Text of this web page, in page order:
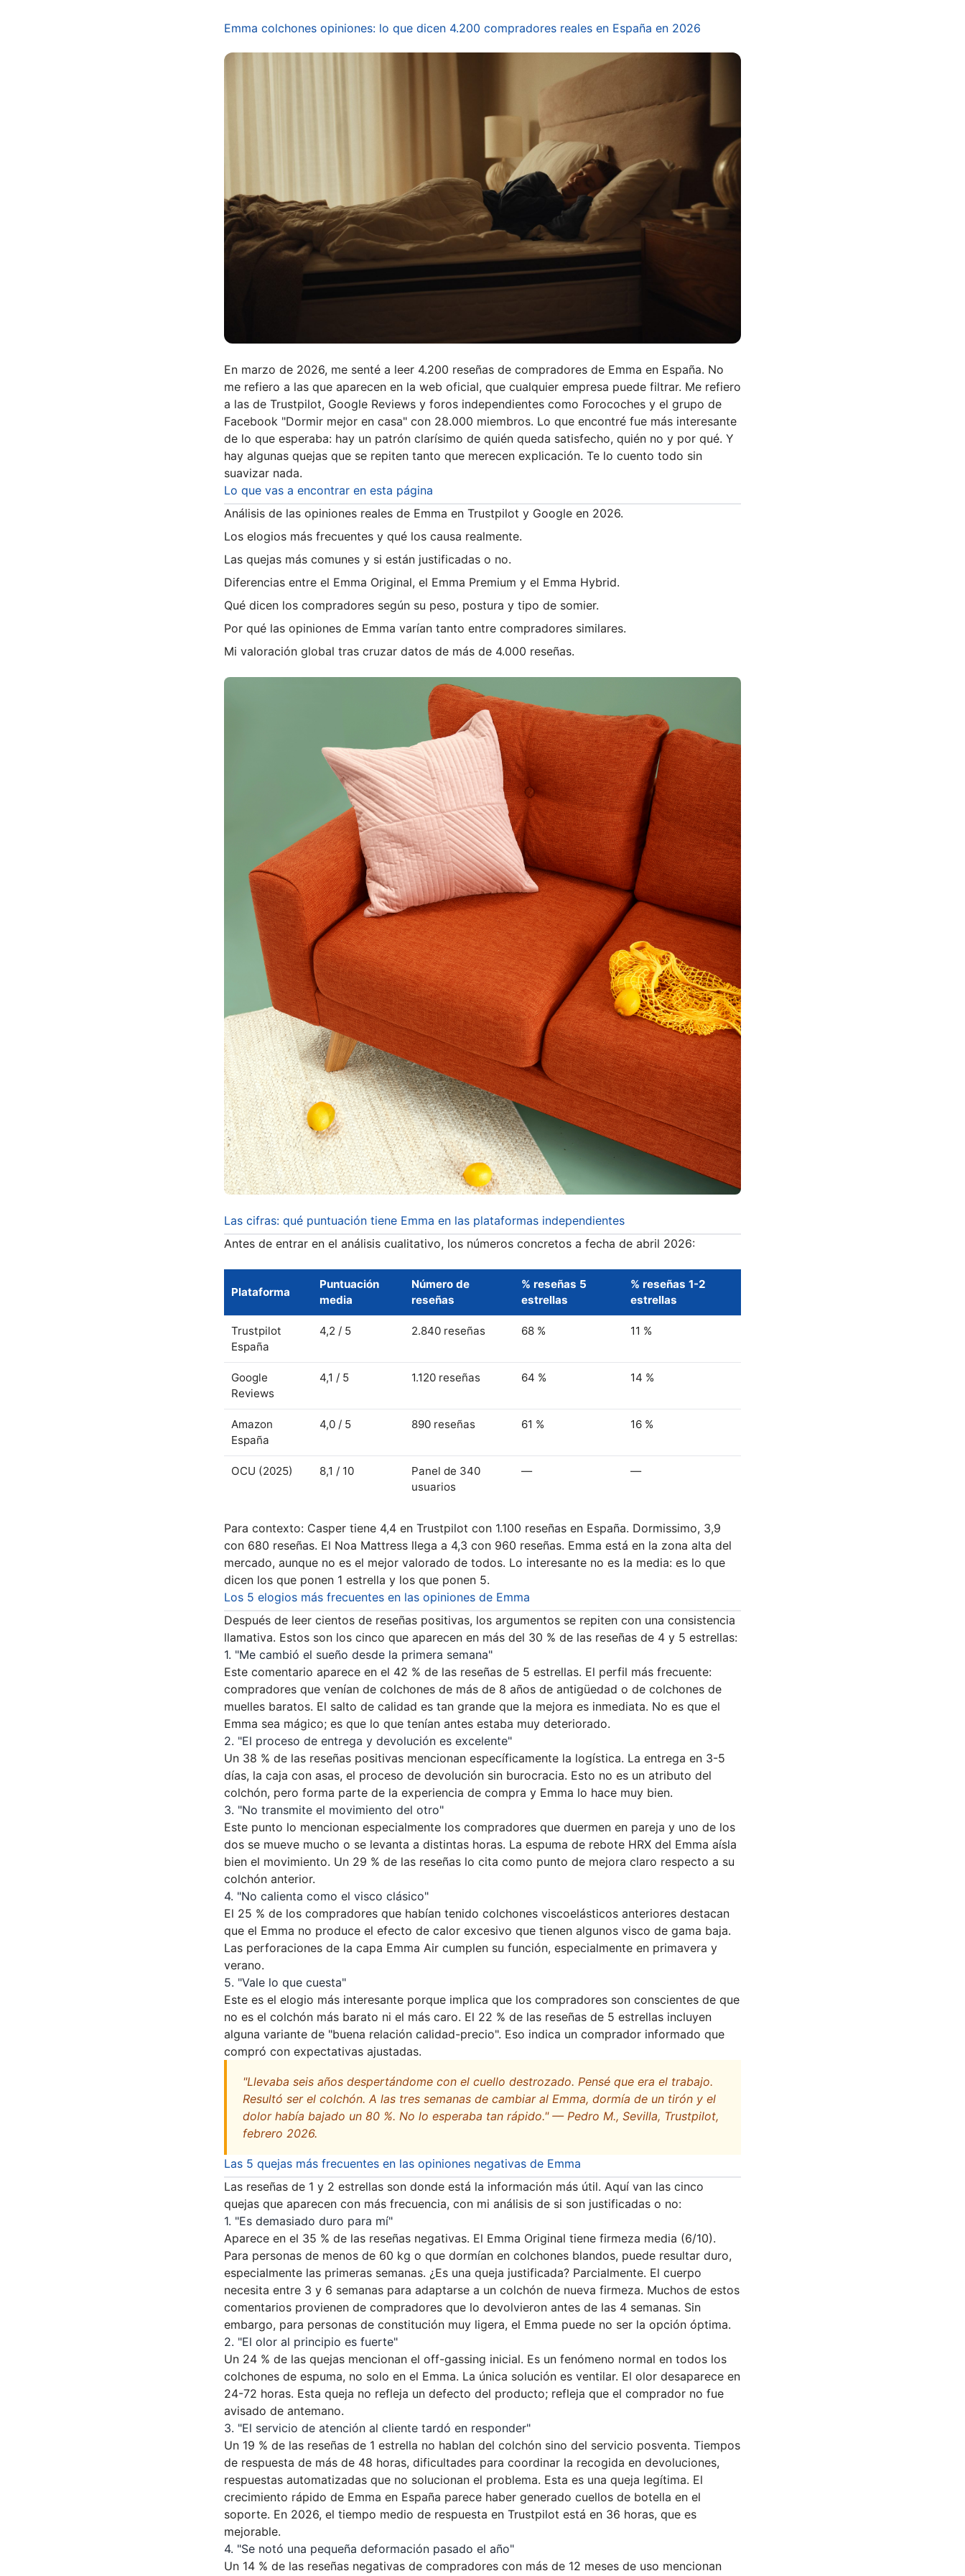
Emma colchones opiniones: lo que dicen 4.200 compradores reales en España en 2026
En marzo de 2026, me senté a leer 4.200 reseñas de compradores de Emma en España. No
me refiero a las que aparecen en la web oficial, que cualquier empresa puede filtrar. Me refiero
a las de Trustpilot, Google Reviews y foros independientes como Forocoches y el grupo de
Facebook "Dormir mejor en casa" con 28.000 miembros. Lo que encontré fue más interesante
de lo que esperaba: hay un patrón clarísimo de quién queda satisfecho, quién no y por qué. Y
hay algunas quejas que se repiten tanto que merecen explicación. Te lo cuento todo sin
suavizar nada.
Lo que vas a encontrar en esta página
Análisis de las opiniones reales de Emma en Trustpilot y Google en 2026.
Los elogios más frecuentes y qué los causa realmente.
Las quejas más comunes y si están justificadas o no.
Diferencias entre el Emma Original, el Emma Premium y el Emma Hybrid.
Qué dicen los compradores según su peso, postura y tipo de somier.
Por qué las opiniones de Emma varían tanto entre compradores similares.
Mi valoración global tras cruzar datos de más de 4.000 reseñas.
Las cifras: qué puntuación tiene Emma en las plataformas independientes
Antes de entrar en el análisis cualitativo, los números concretos a fecha de abril 2026:
Plataforma
Puntuación
media
Número de
reseñas
% reseñas 5
estrellas
% reseñas 1-2
estrellas
Trustpilot
España
4,2 / 5 2.840 reseñas 68 % 11 %
Google
Reviews
4,1 / 5 1.120 reseñas 64 % 14 %
Amazon
España
4,0 / 5 890 reseñas 61 % 16 %
OCU (2025) 8,1 / 10
Panel de 340
usuarios
— —
Para contexto: Casper tiene 4,4 en Trustpilot con 1.100 reseñas en España. Dormissimo, 3,9
con 680 reseñas. El Noa Mattress llega a 4,3 con 960 reseñas. Emma está en la zona alta del
mercado, aunque no es el mejor valorado de todos. Lo interesante no es la media: es lo que
dicen los que ponen 1 estrella y los que ponen 5.
Los 5 elogios más frecuentes en las opiniones de Emma
Después de leer cientos de reseñas positivas, los argumentos se repiten con una consistencia
llamativa. Estos son los cinco que aparecen en más del 30 % de las reseñas de 4 y 5 estrellas:
1. "Me cambió el sueño desde la primera semana"
Este comentario aparece en el 42 % de las reseñas de 5 estrellas. El perfil más frecuente:
compradores que venían de colchones de más de 8 años de antigüedad o de colchones de
muelles baratos. El salto de calidad es tan grande que la mejora es inmediata. No es que el
Emma sea mágico; es que lo que tenían antes estaba muy deteriorado.
2. "El proceso de entrega y devolución es excelente"
Un 38 % de las reseñas positivas mencionan específicamente la logística. La entrega en 3-5
días, la caja con asas, el proceso de devolución sin burocracia. Esto no es un atributo del
colchón, pero forma parte de la experiencia de compra y Emma lo hace muy bien.
3. "No transmite el movimiento del otro"
Este punto lo mencionan especialmente los compradores que duermen en pareja y uno de los
dos se mueve mucho o se levanta a distintas horas. La espuma de rebote HRX del Emma aísla
bien el movimiento. Un 29 % de las reseñas lo cita como punto de mejora claro respecto a su
colchón anterior.
4. "No calienta como el visco clásico"
El 25 % de los compradores que habían tenido colchones viscoelásticos anteriores destacan
que el Emma no produce el efecto de calor excesivo que tienen algunos visco de gama baja.
Las perforaciones de la capa Emma Air cumplen su función, especialmente en primavera y
verano.
5. "Vale lo que cuesta"
Este es el elogio más interesante porque implica que los compradores son conscientes de que
no es el colchón más barato ni el más caro. El 22 % de las reseñas de 5 estrellas incluyen
alguna variante de "buena relación calidad-precio". Eso indica un comprador informado que
compró con expectativas ajustadas.
"Llevaba seis años despertándome con el cuello destrozado. Pensé que era el trabajo.
Resultó ser el colchón. A las tres semanas de cambiar al Emma, dormía de un tirón y el
dolor había bajado un 80 %. No lo esperaba tan rápido." — Pedro M., Sevilla, Trustpilot,
febrero 2026.
Las 5 quejas más frecuentes en las opiniones negativas de Emma
Las reseñas de 1 y 2 estrellas son donde está la información más útil. Aquí van las cinco
quejas que aparecen con más frecuencia, con mi análisis de si son justificadas o no:
1. "Es demasiado duro para mí"
Aparece en el 35 % de las reseñas negativas. El Emma Original tiene firmeza media (6/10).
Para personas de menos de 60 kg o que dormían en colchones blandos, puede resultar duro,
especialmente las primeras semanas. ¿Es una queja justificada? Parcialmente. El cuerpo
necesita entre 3 y 6 semanas para adaptarse a un colchón de nueva firmeza. Muchos de estos
comentarios provienen de compradores que lo devolvieron antes de las 4 semanas. Sin
embargo, para personas de constitución muy ligera, el Emma puede no ser la opción óptima.
2. "El olor al principio es fuerte"
Un 24 % de las quejas mencionan el off-gassing inicial. Es un fenómeno normal en todos los
colchones de espuma, no solo en el Emma. La única solución es ventilar. El olor desaparece en
24-72 horas. Esta queja no refleja un defecto del producto; refleja que el comprador no fue
avisado de antemano.
3. "El servicio de atención al cliente tardó en responder"
Un 19 % de las reseñas de 1 estrella no hablan del colchón sino del servicio posventa. Tiempos
de respuesta de más de 48 horas, dificultades para coordinar la recogida en devoluciones,
respuestas automatizadas que no solucionan el problema. Esta es una queja legítima. El
crecimiento rápido de Emma en España parece haber generado cuellos de botella en el
soporte. En 2026, el tiempo medio de respuesta en Trustpilot está en 36 horas, que es
mejorable.
4. "Se notó una pequeña deformación pasado el año"
Un 14 % de las reseñas negativas de compradores con más de 12 meses de uso mencionan